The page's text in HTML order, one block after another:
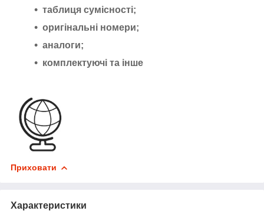
таблиця сумісності;
оригінальні номери;
аналоги;
комплектуючі та інше
Приховати
Характеристики